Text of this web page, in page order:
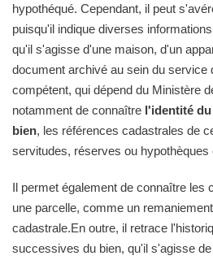
hypothéqué. Cependant, il peut
puisqu'il indique diverses
qu'il s'agisse d'une maison, d'un
document archivé au sein du service
compétent, qui dépend du Ministère
notamment de connaître l'identité
bien, les références cadastrales de
servitudes, réserves ou hypothèques
Il permet également de connaître les
une parcelle, comme un
cadastrale.En outre, il retrace
successives du bien, qu'il s'agisse